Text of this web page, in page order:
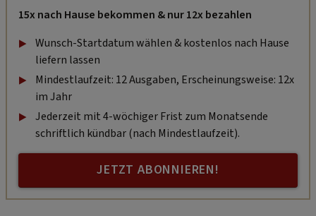
15x nach Hause bekommen & nur 12x bezahlen
Wunsch-Startdatum wählen & kostenlos nach Hause
liefern lassen
Mindestlaufzeit: 12 Ausgaben, Erscheinungsweise: 12x
im Jahr
Jederzeit mit 4-wöchiger Frist zum Monatsende
schriftlich kündbar (nach Mindestlaufzeit).
JETZT ABONNIEREN!